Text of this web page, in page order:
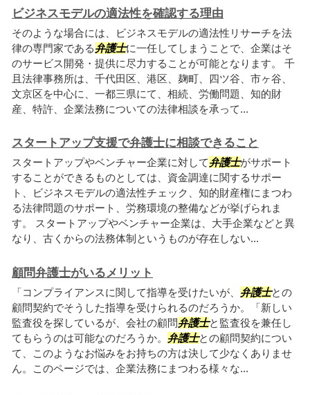
ビジネスモデルの適法性を確認する理由
そのような場合には、ビジネスモデルの適法性リサーチを法
律の専門家である弁護士に一任してしまうことで、企業はそ
のサービス開発・提供に尽力することが可能となります。 千
且法律事務所は、千代田区、港区、麹町、四ツ谷、市ヶ谷、
文京区を中心に、一都三県にて、相続、労働問題、知的財
産、特許、企業法務についての法律相談を承って...
スタートアップ支援で弁護士に相談できること
スタートアップやベンチャー企業に対して弁護士がサポート
することができるものとしては、資金調達に関するサポー
ト、ビジネスモデルの適法性チェック、知的財産権にまつわ
る法律問題のサポート、労務環境の整備などが挙げられま
す。 スタートアップやベンチャー企業は、大手企業などと異
なり、古くからの法務体制というものが存在しない...
顧問弁護士がいるメリット
「コンプライアンスに関して指導を受けたいが、 弁護士との
顧問契約でそうした指導を受けられるのだろうか。「新しい
監査役を探しているが、会社の顧問弁護士と監査役を兼任し
てもらうのは可能なのだろうか。 弁護士との顧問契約につい
て、このようなお悩みをお持ちの方は決して少なくありませ
ん。このページでは、企業法務にまつわる様々な...